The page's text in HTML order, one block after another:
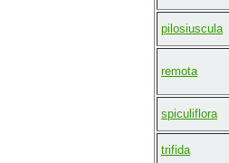
pilosiuscula
remota
spiculiflora
trifida